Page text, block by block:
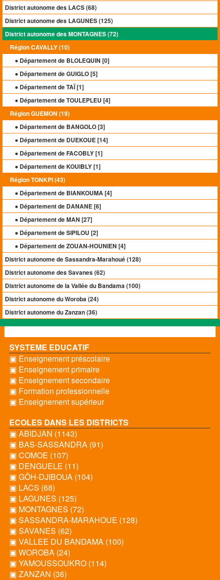
District autonome des LACS (68)
District autonome des LAGUNES (125)
District autonome des MONTAGNES (72)
Région CAVALLY (10)
● Département de BLOLEQUIN [0]
● Département de GUIGLO [5]
● Département de TAÏ [1]
● Département de TOULEPLEU [4]
Région GUEMON (19)
● Département de BANGOLO [3]
● Département de DUEKOUE [14]
● Département de FACOBLY [1]
● Département de KOUIBLY [1]
Région TONKPI (43)
● Département de BIANKOUMA [4]
● Département de DANANE [6]
● Département de MAN [27]
● Département de SIPILOU [2]
● Département de ZOUAN-HOUNIEN [4]
District autonome de Sassandra-Marahoué (128)
District autonome des Savanes (62)
District autonome de la Vallée du Bandama (100)
District autonome du Woroba (24)
District autonome du Zanzan (36)
SYSTEME EDUCATIF
▣ Enseignement préscolaire
▣ Enseignement primaire
▣ Enseignement secondaire
▣ Formation professionnelle
▣ Enseignement supérieur
ECOLES DANS LES DISTRICTS
▣ ABIDJAN (1143)
▣ BAS-SASSANDRA (91)
▣ COMOE (107)
▣ DENGUELE (11)
▣ GÔH-DJIBOUA (104)
▣ LACS (68)
▣ LAGUNES (125)
▣ MONTAGNES (72)
▣ SASSANDRA-MARAHOUE (128)
▣ SAVANES (62)
▣ VALLEE DU BANDAMA (100)
▣ WOROBA (24)
▣ YAMOUSSOUKRO (114)
▣ ZANZAN (36)